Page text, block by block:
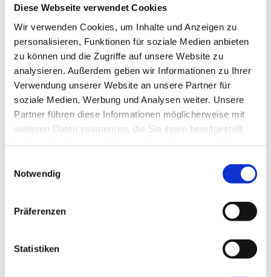
Diese Webseite verwendet Cookies
Wir verwenden Cookies, um Inhalte und Anzeigen zu
personalisieren, Funktionen für soziale Medien anbieten
zu können und die Zugriffe auf unsere Website zu
analysieren. Außerdem geben wir Informationen zu Ihrer
Verwendung unserer Website an unsere Partner für
soziale Medien, Werbung und Analysen weiter. Unsere
Partner führen diese Informationen möglicherweise mit
weiteren Daten zusammen, die Sie ihnen bereitgestellt
Notwendig
Präferenzen
Statistiken
mAIstack → FOUNDATION
KI-Fundament für Unternehmen. On-prem.
Einsatzbereit in Wochen, nicht Quartalen.
Citizen Developer bauen Apps, IT hält die Kontrolle.
Enterprise VoiceAI